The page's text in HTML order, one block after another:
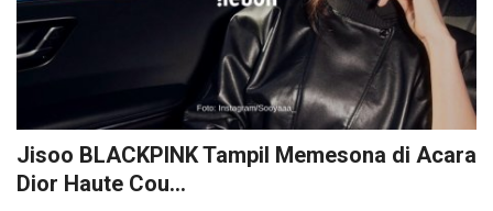
Jisoo BLACKPINK Tampil Memesona di Acara
Dior Haute Cou...